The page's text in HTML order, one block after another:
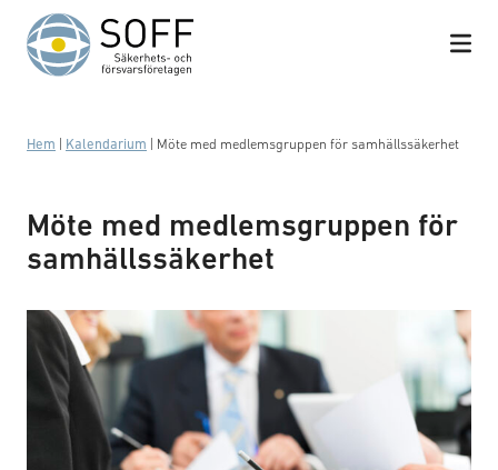
Hoppa till innehåll
Hem Kalendarium Möte med medlemsgruppen för samhällssäkerhet
Möte med medlemsgruppen för
samhällssäkerhet
Business meeting with work on contract